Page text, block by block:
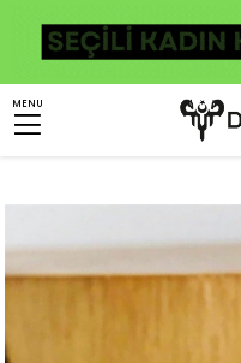
MENU
Kişiye Özel Ürünler
Kişiye Özel İsim İşlemeli Selçuklu Desenli